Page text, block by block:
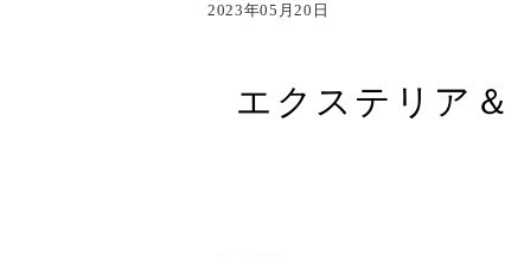
2023年05月20日
エクステリア